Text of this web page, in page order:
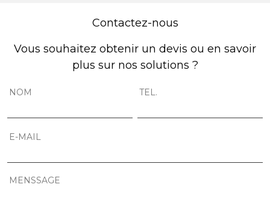
Contactez-nous
Vous souhaitez obtenir un devis ou en savoir
plus sur nos solutions ?